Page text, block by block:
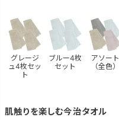
グレージ
ュ4枚セッ
ト
ブルー4枚
セット
アソート
（全色）
肌触りを楽しむ今治タオル